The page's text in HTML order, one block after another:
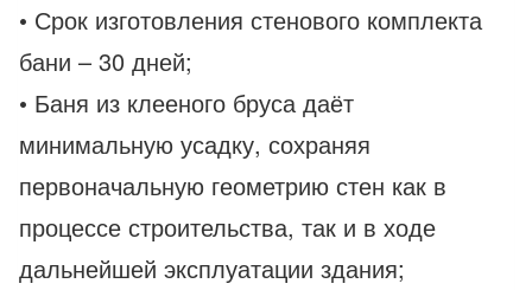
• Срок изготовления стенового комплекта
бани – 30 дней;
• Баня из клееного бруса даёт
минимальную усадку, сохраняя
первоначальную геометрию стен как в
процессе строительства, так и в ходе
дальнейшей эксплуатации здания;